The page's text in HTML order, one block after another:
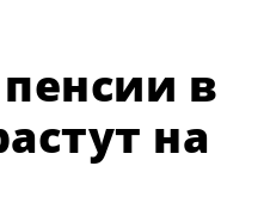
в
на